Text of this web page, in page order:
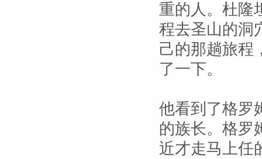
重的人。杜隆
程去圣山的洞
己的那趟旅程
了一下。
他看到了格罗
的族长。格罗
近才走马上任